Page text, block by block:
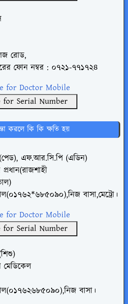
রোড,
ফোন নম্বর : ০৭২১-৭৭১৭২৪
for Doctor Mobile
for Serial Number
করলে কি কি ক্ষতি হয়
এফ.আর.সি.পি (এডিন)
বাসা,মেট্রো।
for Doctor Mobile
for Serial Number
মেডিকেল
বাসা।